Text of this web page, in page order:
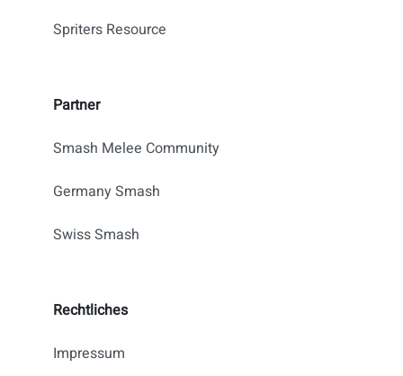
Spriters Resource
Partner
Smash Melee Community
Germany Smash
Swiss Smash
Rechtliches
Impressum